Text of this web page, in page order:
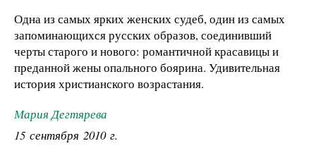
Одна из самых ярких женских судеб, один из самых
запоминающихся русских образов, соединивший
черты старого и нового: романтичной красавицы и
преданной жены опального боярина. Удивительная
история христианского возрастания.
Мария Дегтярева
15 сентября 2010 г.